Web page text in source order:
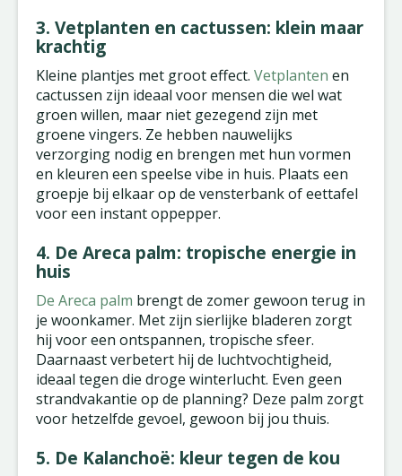
3. Vetplanten en cactussen: klein maar
krachtig
Kleine plantjes met groot effect. Vetplanten en
cactussen zijn ideaal voor mensen die wel wat
groen willen, maar niet gezegend zijn met
groene vingers. Ze hebben nauwelijks
verzorging nodig en brengen met hun vormen
en kleuren een speelse vibe in huis. Plaats een
groepje bij elkaar op de vensterbank of eettafel
voor een instant oppepper.
4. De Areca palm: tropische energie in
huis
De Areca palm brengt de zomer gewoon terug in
je woonkamer. Met zijn sierlijke bladeren zorgt
hij voor een ontspannen, tropische sfeer.
Daarnaast verbetert hij de luchtvochtigheid,
ideaal tegen die droge winterlucht. Even geen
strandvakantie op de planning? Deze palm zorgt
voor hetzelfde gevoel, gewoon bij jou thuis.
5. De Kalanchoë: kleur tegen de kou